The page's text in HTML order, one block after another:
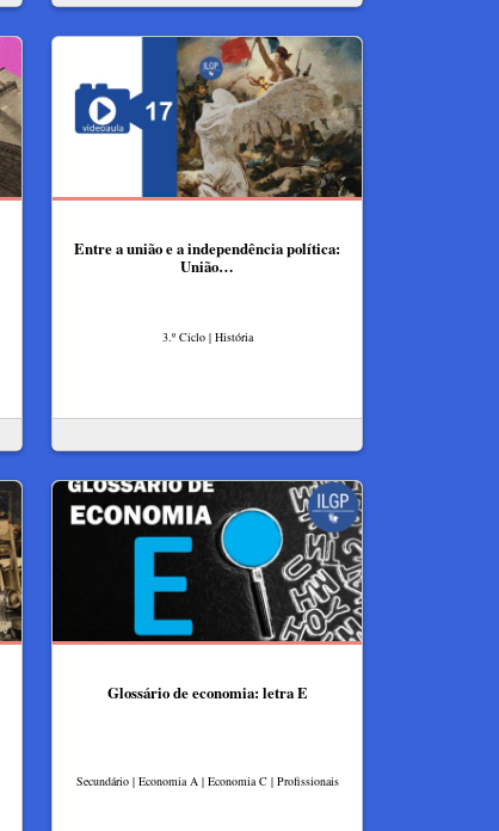
Entre a união e a independência política:
União…
3.º Ciclo | História
Glossário de economia: letra E
Secundário | Economia A | Economia C | Profissionais